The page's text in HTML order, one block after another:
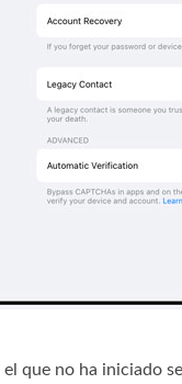
que no ha iniciado